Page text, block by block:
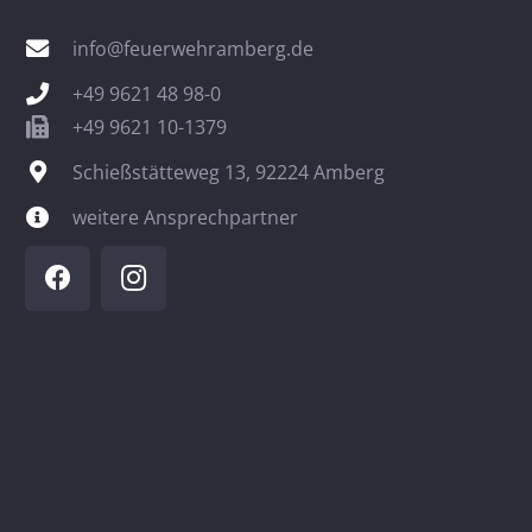
info@feuerwehramberg.de
+49 9621 48 98-0
+49 9621 10-1379
Schießstätteweg 13, 92224 Amberg
weitere Ansprechpartner